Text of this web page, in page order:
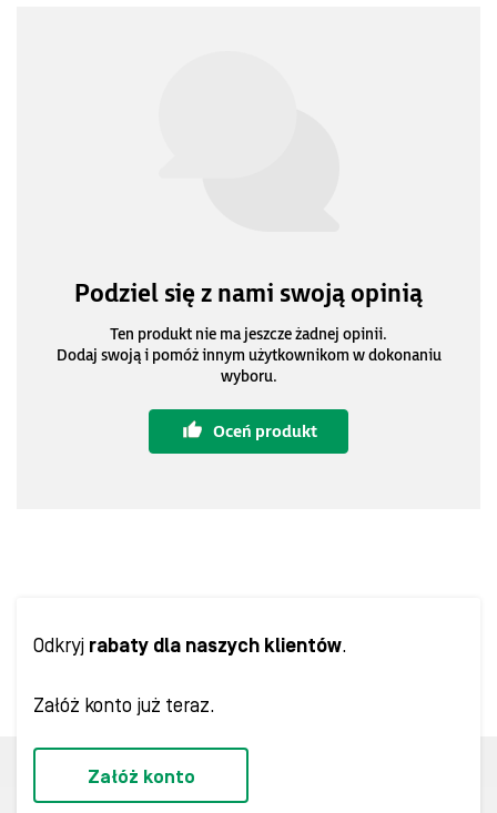
Podziel się z nami swoją opinią
Ten produkt nie ma jeszcze żadnej opinii.
Dodaj swoją i pomóż innym użytkownikom w dokonaniu
wyboru.
Oceń produkt
Odkryj rabaty dla naszych klientów.
Załóż konto już teraz.
Załóż konto